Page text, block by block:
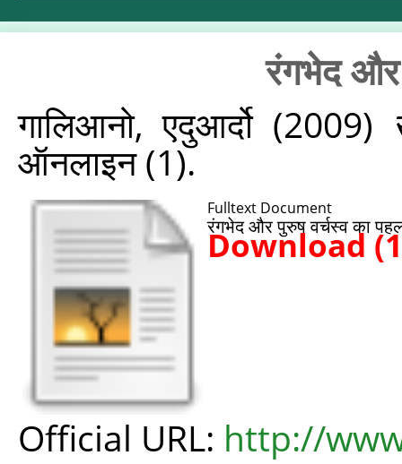
रंगभेद और
गालिआनो, एदुआर्दो(2009)
ऑनलाइन (1).
Fulltext Document
रंगभेद और पुरुष वर्चस्व का
Download
Official URL: http://